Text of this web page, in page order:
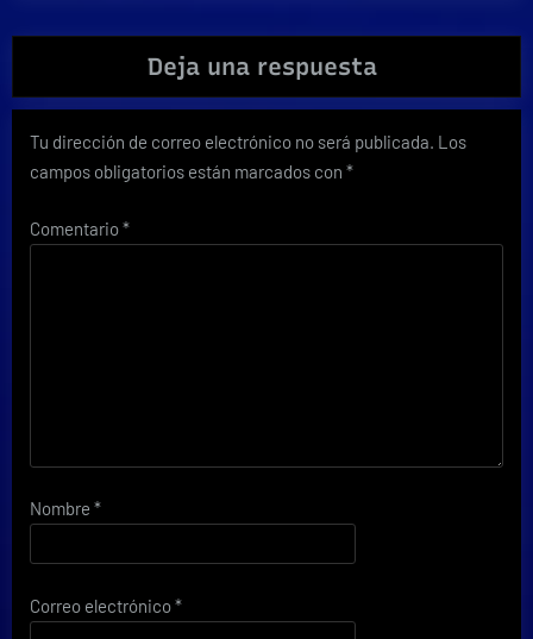
Deja una respuesta
Tu dirección de correo electrónico no será publicada. Los
campos obligatorios están marcados con *
Comentario*
Nombre *
Correo electrónico*